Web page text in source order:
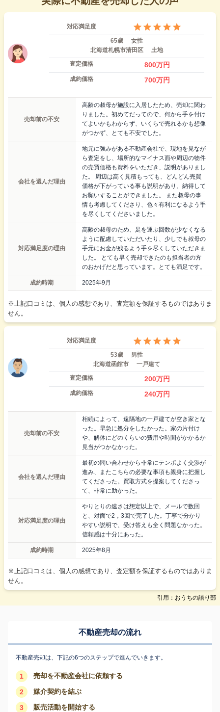
対応満足度
65歳
女性
北海道札幌市清田区
土地
査定価格
800万円
成約価格 700万円
売却前の不安
高齢の叔母が施設に入居したため、売却に関わ
りました。初めてだってので、何から手を付け
てよいかもわからず、いくらで売れるかも想像
がつかず、とても不安でした。
会社を選んだ理由
地元に強みがある不動産会社で、現地を見なが
ら査定をし、場所的なマイナス面や周辺の物件
の売買価格も資料をいただき、説明がありまし
た。 周辺は高く見積もっても、どんどん売買
価格が下がっている事も説明があり、納得して
お願いすることができました。 また叔母の事
情も考慮してくださり、色々有利になるよう手
を尽くしてくださいました。
対応満足度の理由
高齢の叔母のため、足を運ぶ回数が少なくなる
ように配慮していただいたり、少しでも叔母の
手元にお金が残るよう手を尽くしていただきま
した。 とても早く売却できたのも担当者の方
のおかげだと思っています。とても満足です。
成約時期 2025年9月
※上記口コミは、個人の感想であり、査定額を保証するものではありま
せん。
対応満足度
53歳
男性
北海道函館市
一戸建て
査定価格
200万円
成約価格 240万円
売却前の不安
相続によって、遠隔地の一戸建てが空き家とな
った。早急に処分をしたかった。家の片付け
や、解体にどのくらいの費用や時間がかかるか
見当がつかなかった。
会社を選んだ理由
最初の問い合わせから非常にテンポよく交渉が
進み、またこちらの必要な事項も親身に把握し
てくださった。買取方式を提案してくださっ
て、非常に助かった。
対応満足度の理由
やりとりの速さは想定以上で、メールで数回
と、対面で2，3回で完了した。丁寧で分かり
やすい説明で、受け答えも全く問題なかった。
信頼感は十分にあった。
成約時期 2025年8月
※上記口コミは、個人の感想であり、査定額を保証するものではありま
せん。
引用：おうちの語り部
不動産売却の流れ
不動産売却は、下記の6つのステップで進んでいきます。
1 売却を不動産会社に依頼する
2 媒介契約を結ぶ
3 販売活動を開始する